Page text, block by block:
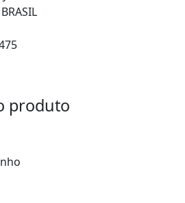
produto